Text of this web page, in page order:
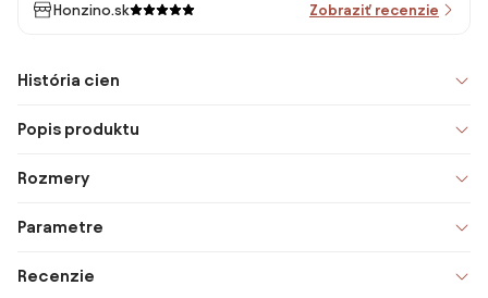
Honzino.sk Zobraziť recenzie
História cien
Popis produktu
Rozmery
Parametre
Recenzie